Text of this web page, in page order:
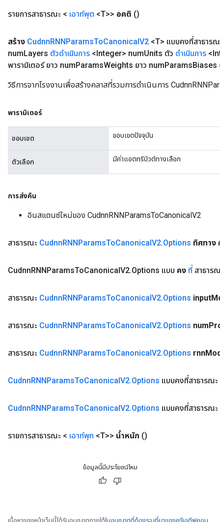
รายการสาธารณะ < เอาท์พุต <T>> อคติ ()
สร้าง CudnnRNNParamsToCanonicalV2 <T> แบบคงที่สาธาร
numLayers ตัวดำเนินการ <Integer> numUnits ตัว ดำเนินการ
พารามิเตอร์ ยาว numParamsWeights ยาว numParamsBiases
วิธีการจากโรงงานเพื่อสร้างคลาสที่รวมการดำเนินการ
พารามิเตอร์
ขอบเขต ขอบเขตปัจจุบัน
ตัวเลือก มีค่าแอตทริบิวต์ทางเลือก
การส่งคืน
อินสแตนซ์ใหม่ของ CudnnRNNParamsToCanonicalV2
สาธารณะ CudnnRNNParamsToCanonicalV2.Options ทิศทาง
CudnnRNNParamsToCanonicalV2.Options แบบ คง ที่ สาธาร
สาธารณะ CudnnRNNParamsToCanonicalV2.Options input
สาธารณะ CudnnRNNParamsToCanonicalV2.Options num
สาธารณะ CudnnRNNParamsToCanonicalV2.Options rnn
CudnnRNNParamsToCanonicalV2.Options แบบคงที่สาธารณะ
CudnnRNNParamsToCanonicalV2.Options แบบคงที่สาธารณะ
รายการสาธารณะ < เอาท์พุท <T>> น้ำหนัก ()
ข้อมูลนี้มีประโยชน์ไหม
เนื้อหาของหน้าเว็บนี้ได้รับอนุญาตภายใต้ใบอนุญาตที่ต้องระบุที่มาของครีเอทีฟคอม